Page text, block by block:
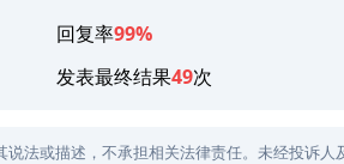
回复率99%
发表最终结果49次
法或描述，不承担相关法律责任。未经投诉人